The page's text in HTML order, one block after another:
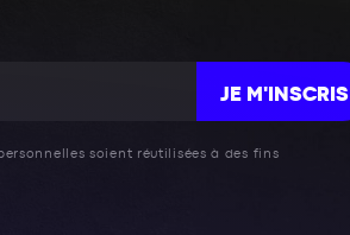
JE M'INSCRIS
soient réutilisées à des fins